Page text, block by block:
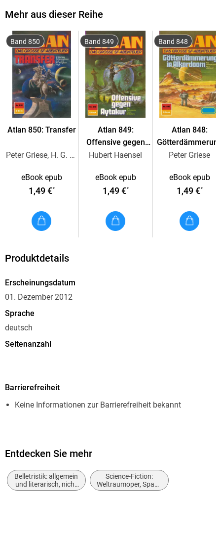
von ausgesuchten Dellos die Randbezirke der Schwarzen
Während Atlan und seine Gefährten im so genannten
Marantroner-Revier eine Fülle von gefährlichen Abenteuern
bestehen und letztlich in die Gewalt der Scuddamoren
geraten, der Kämpfer von Chirmor Flog, die den Arkoniden
und die Odinstochter dem Meisterträumer zum intensiven
Verhör überantworten, hält sich noch ein weiterer Pthorer im
Dieser Pthorer wurde durch Raum und Zeit an einen fremden
Ort geschleudert und verlor dabei sein Gedächtnis. Der
Mann, dem dies zustieß, versteht sich als Nomazar.
Gegenwärtig befindet er sich auf dem Planeten Achtol. Diese
Welt ist der PLANET DER INTRIGEN . . .
Mehr aus dieser Reihe
Band 850
Atlan 850: Transfer
Peter Griese, H. G. Ewers
eBook epub
1,49 €*
Band 849
Atlan 849:
Offensive gegen
Aytakur
Hubert Haensel
eBook epub
1,49 €*
Band 848
Atlan 848:
in Alkordoom
Peter Griese
eBook epub
1,49 €*
Produktdetails
Erscheinungsdatum
01. Dezember 2012
Sprache
deutsch
Seitenanzahl
1,00 MB
Reihe
Marianne Sydow
Perry Rhodan Redaktion
Barrierefreiheit
Keine Informationen zur Barrierefreiheit bekannt
Entdecken Sie mehr
Belletristik: allgemein
und literarisch, nicht
nach Genre
Science-Fiction:
Weltraumoper, Space
Opera